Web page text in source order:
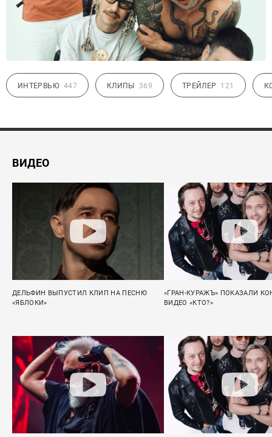
ИНТЕРВЬЮ 447 КЛИПЫ 369 ТРЕЙЛЕР 121
ВИДЕО
ДЕЛЬФИН ВЫПУСТИЛ КЛИП НА ПЕСНЮ
«ЯБЛОКИ»
«ГРАН-КУРАЖЪ» ПОКАЗАЛИ
ВИДЕО «КТО?»